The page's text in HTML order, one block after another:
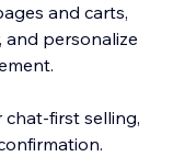
and carts,
personalize
first selling,